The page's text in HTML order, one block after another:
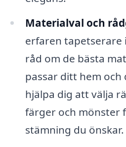
Materialval och
erfaren tapetserare
råd om de bästa
passar ditt hem och
hjälpa dig att välja
färger och mönster
stämning du önskar.